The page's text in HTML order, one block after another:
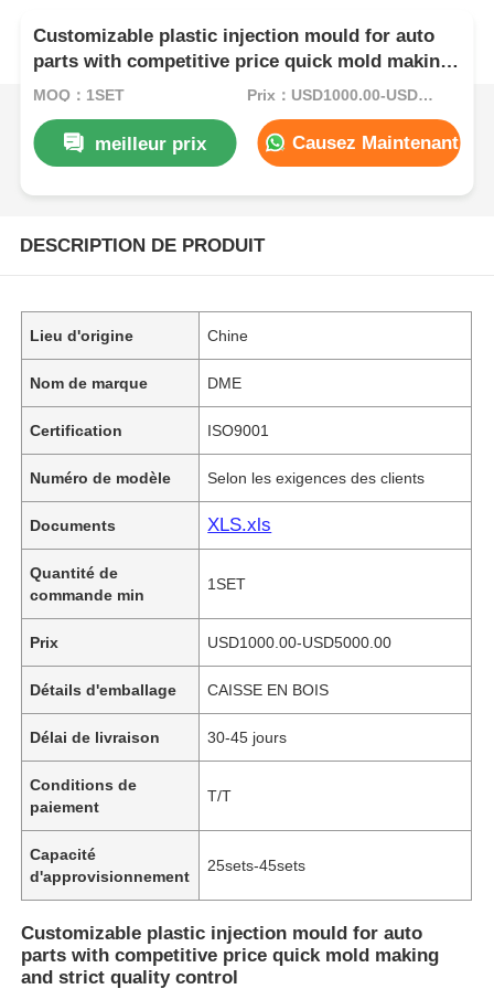
Customizable plastic injection mould for auto
parts with competitive price quick mold making
and strict quality control
MOQ：1SET Prix：USD1000.00-USD5000.00
meilleur prix Causez Maintenant
DESCRIPTION DE PRODUIT
Lieu d'origine Chine
Nom de marque DME
Certification ISO9001
Numéro de modèle Selon les exigences des clients
Documents XLS.xls
Quantité de
commande min
1SET
Prix USD1000.00-USD5000.00
Détails d'emballage CAISSE EN BOIS
Délai de livraison 30-45 jours
Conditions de
paiement
T/T
Capacité
d'approvisionnement
25sets-45sets
Customizable plastic injection mould for auto
parts with competitive price quick mold making
and strict quality control